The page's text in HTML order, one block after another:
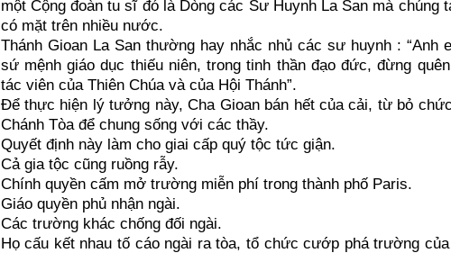
một Cộng đoàn tu sĩ đó là Dòng các Sư Huynh La San mà chúng
có mặt trên nhiều nước.
Thánh Gioan La San thường hay nhắc nhủ các sư huynh : “Anh
sứ mệnh giáo dục thiếu niên, trong tinh thần đạo đức, đừng
tác viên của Thiên Chúa và của Hội Thánh”.
Để thực hiện lý tưởng này, Cha Gioan bán hết của cải, từ bỏ
Chánh Tòa để chung sống với các thầy.
Quyết định này làm cho giai cấp quý tộc tức giận.
Cả gia tộc cũng ruồng rẫy.
Chính quyền cấm mở trường miễn phí trong thành phố Paris.
Giáo quyền phủ nhận ngài.
Các trường khác chống đối ngài.
Họ cấu kết nhau tố cáo ngài ra tòa, tổ chức cướp phá trường